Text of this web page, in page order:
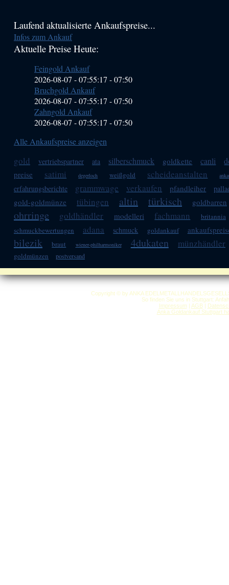
Haupt-
Sidebar
Laufend aktualisierte Ankaufspreise...
Infos zum Ankauf
Aktuelle Preise Heute:
Feingold Ankauf
2026-08-07 - 07:55:17 -07:50
Bruchgold Ankauf
2026-08-07 - 07:55:17 -07:50
Zahngold Ankauf
2026-08-07 - 07:55:17 -07:50
Alle Ankaufspreise anzeigen
gold vertriebspartner ata silberschmuck goldkette canli
preise satimi degerloch weißgold scheideanstalten
erfahrungsberichte grammwage verkaufen pfandleiher
gold-goldmünze tübingen altin türkisch goldbarren
ohrringe goldhändler modelleri fachmann
britannia
schmuckbewertungen
adana schmuck goldankauf
bilezik braut wiener-philharmoniker 4dukaten münzhändler
goldmünzen postversand
Copyright © by ANKA
So finden Sie uns in Stuttgart:
Impressum| AGB|
Anka Goldankauf Stuttgart